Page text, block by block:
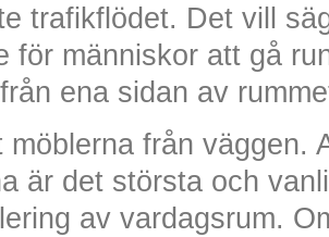
trafikflödet. Det vill
för människor att gå
ena sidan av
möblerna från väggen.
är det största och
av vardagsrum.